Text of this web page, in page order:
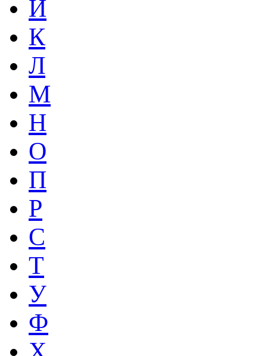
Й
К
Л
М
Н
О
П
Р
С
Т
У
Ф